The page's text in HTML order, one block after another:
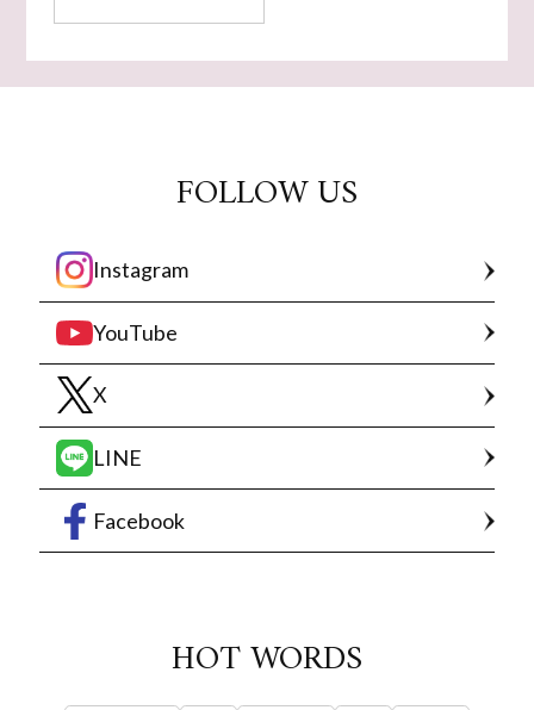
FOLLOW US
Instagram
YouTube
X
LINE
Facebook
HOT WORDS